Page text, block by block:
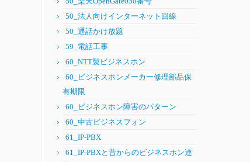
50_法人向けインターネット回線
50_通話かけ放題
59_電話工事
60_NTT製ビジネスホン
60_ビジネスホンメーカー修理部品保
有期限
60_ビジネスホン障害のパターン
60_中古ビジネスフォン
61_IP-PBX
61_IP-PBXと昔からのビジネスホン連